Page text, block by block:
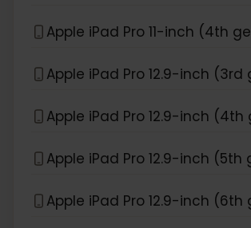
Apple iPad Pro 11-inch (4th